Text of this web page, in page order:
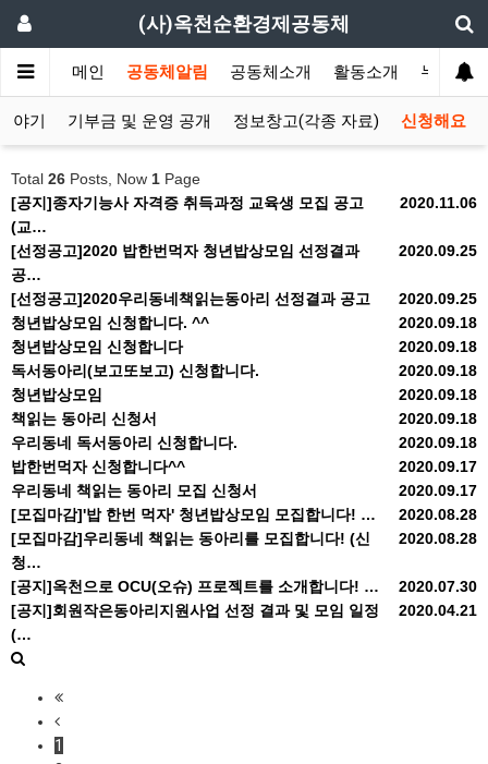
(사)옥천순환경제공동체
메인 공동체알림 공동체소개 활동소개 누구나
야기 기부금 및 운영 공개 정보창고(각종 자료) 신청해요
Total 26 Posts, Now 1 Page
2020.11.06
[공지]종자기능사 자격증 취득과정 교육생 모집 공고
(교…
2020.09.25
[선정공고]2020 밥한번먹자 청년밥상모임 선정결과
공…
2020.09.25
[선정공고]2020우리동네책읽는동아리 선정결과 공고
2020.09.18
청년밥상모임 신청합니다. ^^
2020.09.18
청년밥상모임 신청합니다
2020.09.18
독서동아리(보고또보고) 신청합니다.
2020.09.18
청년밥상모임
2020.09.18
책읽는 동아리 신청서
2020.09.18
우리동네 독서동아리 신청합니다.
2020.09.17
밥한번먹자 신청합니다^^
2020.09.17
우리동네 책읽는 동아리 모집 신청서
2020.08.28
[모집마감]'밥 한번 먹자' 청년밥상모임 모집합니다! …
2020.08.28
[모집마감]우리동네 책읽는 동아리를 모집합니다! (신
청…
2020.07.30
[공지]옥천으로 OCU(오슈) 프로젝트를 소개합니다! …
2020.04.21
[공지]회원작은동아리지원사업 선정 결과 및 모임 일정
(…
1